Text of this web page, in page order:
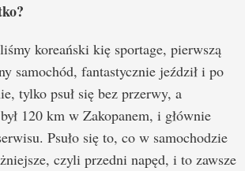
koreański kię sportage, pierwszą
samochód, fantastycznie jeździł i po
tylko psuł się bez przerwy, a
120 km w Zakopanem, i głównie
Psuło się to, co w samochodzie
czyli przedni napęd, i to zawsze